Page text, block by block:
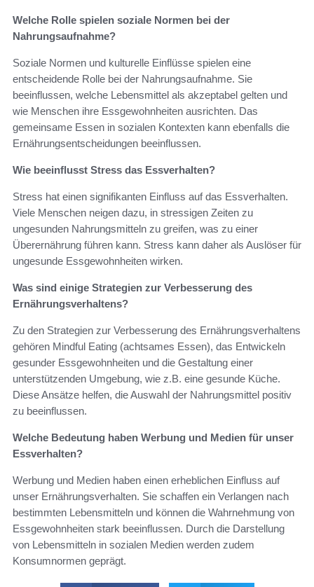
Welche Rolle spielen soziale Normen bei der
Nahrungsaufnahme?
Soziale Normen und kulturelle Einflüsse spielen eine
entscheidende Rolle bei der Nahrungsaufnahme. Sie
beeinflussen, welche Lebensmittel als akzeptabel gelten und
wie Menschen ihre Essgewohnheiten ausrichten. Das
gemeinsame Essen in sozialen Kontexten kann ebenfalls die
Ernährungsentscheidungen beeinflussen.
Wie beeinflusst Stress das Essverhalten?
Stress hat einen signifikanten Einfluss auf das Essverhalten.
Viele Menschen neigen dazu, in stressigen Zeiten zu
ungesunden Nahrungsmitteln zu greifen, was zu einer
Überernährung führen kann. Stress kann daher als Auslöser für
ungesunde Essgewohnheiten wirken.
Was sind einige Strategien zur Verbesserung des
Ernährungsverhaltens?
Zu den Strategien zur Verbesserung des Ernährungsverhaltens
gehören Mindful Eating (achtsames Essen), das Entwickeln
gesunder Essgewohnheiten und die Gestaltung einer
unterstützenden Umgebung, wie z.B. eine gesunde Küche.
Diese Ansätze helfen, die Auswahl der Nahrungsmittel positiv
zu beeinflussen.
Welche Bedeutung haben Werbung und Medien für unser
Essverhalten?
Werbung und Medien haben einen erheblichen Einfluss auf
unser Ernährungsverhalten. Sie schaffen ein Verlangen nach
bestimmten Lebensmitteln und können die Wahrnehmung von
Essgewohnheiten stark beeinflussen. Durch die Darstellung
von Lebensmitteln in sozialen Medien werden zudem
Konsumnormen geprägt.